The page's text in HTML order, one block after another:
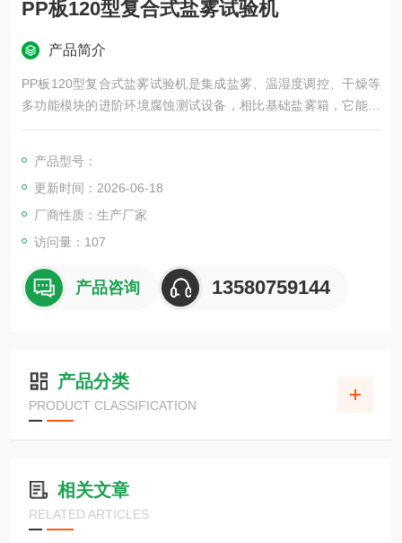
PP板120型复合式盐雾试验机
产品简介
PP板120型复合式盐雾试验机是集成盐雾、温湿度调控、干燥等
多功能模块的进阶环境腐蚀测试设备，相比基础盐雾箱，它能动
态模拟多环境因素交替的真实户外工况，测试结果和实际自然暴
产品型号：
更新时间：2026-06-18
厂商性质：生产厂家
访问量：107
产品咨询 13580759144
产品分类
PRODUCT CLASSIFICATION
相关文章
RELATED ARTICLES